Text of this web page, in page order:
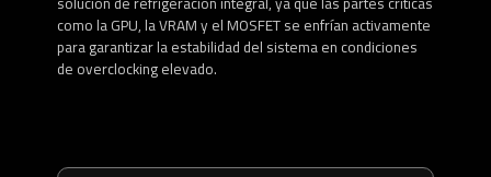
como la GPU, la VRAM y el MOSFET se enfrían activamente
para garantizar la estabilidad del sistema en condiciones
de overclocking elevado.